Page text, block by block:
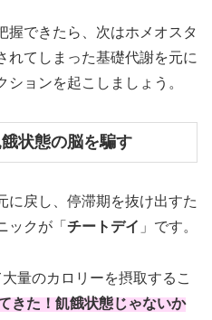
握できたら、次はホメオスタ
れてしまった基礎代謝を元に
ョンを起こしましょう。
状態の脳を騙す
に戻し、停滞期を抜け出すた
ックが「 チートデイ 」です。
量のカロリーを摂取するこ
きた！飢餓状態じゃないか